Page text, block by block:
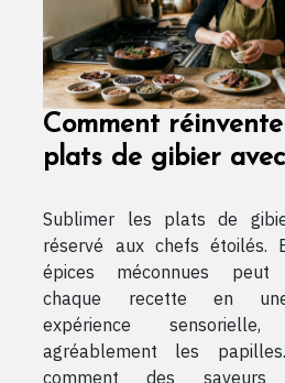
Comment
plats de gibier
Sublimer les plats de
réservé aux chefs étoilés.
épices méconnues peut
chaque recette en
expérience sensorielle,
agréablement les
comment des saveurs